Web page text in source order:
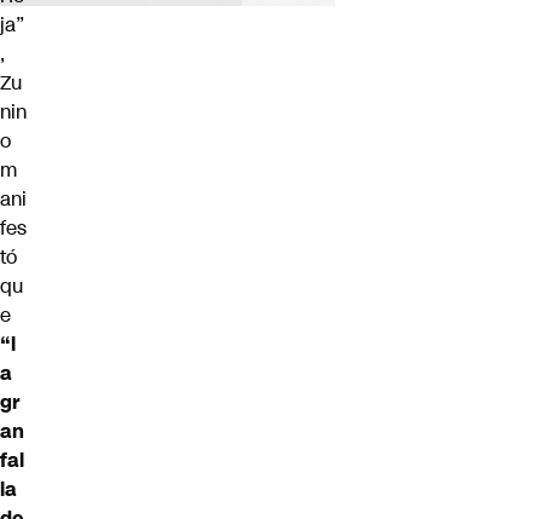
ja”
,
Zu
nin
o
m
ani
fes
tó
qu
e
“l
a
gr
an
fal
la